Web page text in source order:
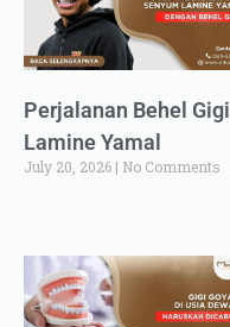
Perjalanan Behel Gigi
Lamine Yamal
July 20, 2026 No Comments